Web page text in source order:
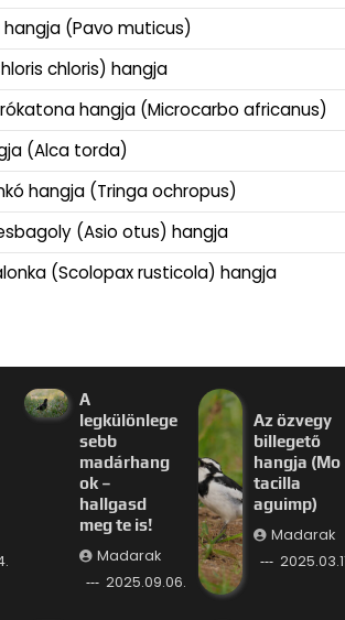
(Pavo muticus)
chloris) hangja
hangja (Microcarbo africanus)
(Alca torda)
hangja (Tringa ochropus)
(Asio otus) hangja
(Scolopax rusticola) hangja
A
legkülönlege
sebb
madárhang
ok –
hallgasd
meg te is!
Madarak
2025.09.06.
Az özvegy
billegető
hangja (Mo
tacilla
aguimp)
Madarak